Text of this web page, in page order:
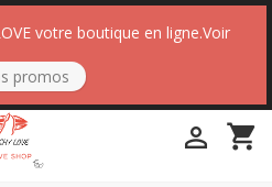
votre boutique en ligne.Voir
promos
shopping_cart
